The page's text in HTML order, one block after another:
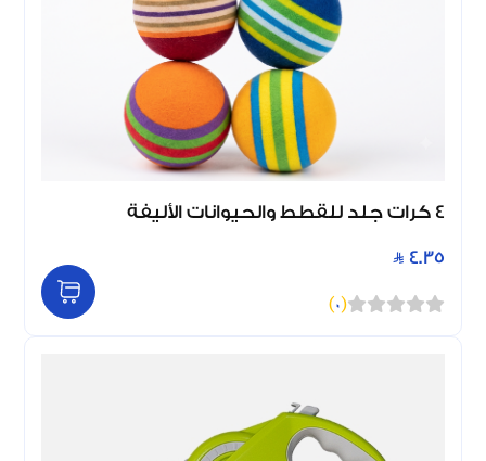
4 كرات جلد للقطط والحيوانات الأليفة
4.35
(
0
)